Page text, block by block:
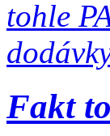
Fakt